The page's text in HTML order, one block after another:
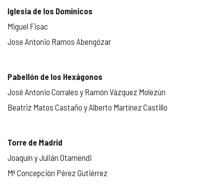
Iglesia de los Dominicos
Miguel Fisac
Jose Antonio Ramos Abengózar
Pabellón de los Hexágonos
José Antonio Corrales y Ramón Vázquez Molezún
Beatriz Matos Castaño y Alberto Martínez Castillo
Torre de Madrid
Joaquín y Julián Otamendi
Mª Concepción Pérez Gutiérrez